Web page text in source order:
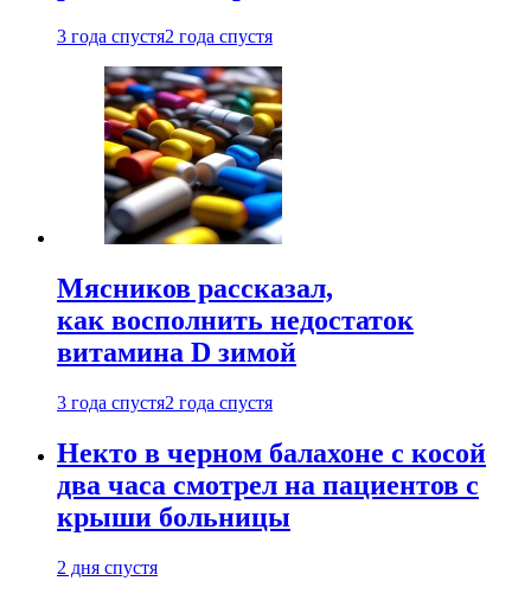
3 года спустя2 года спустя
Мясников рассказал,
как восполнить недостаток
витамина D зимой
3 года спустя2 года спустя
Некто в черном балахоне с косой
два часа смотрел на пациентов с
крыши больницы
2 дня спустя